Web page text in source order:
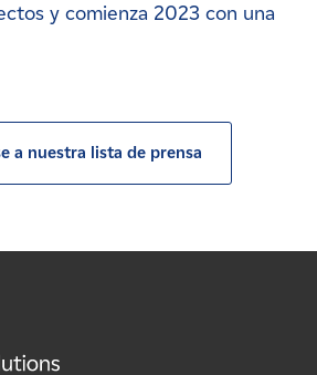
y comienza 2023 con una
a nuestra lista de prensa